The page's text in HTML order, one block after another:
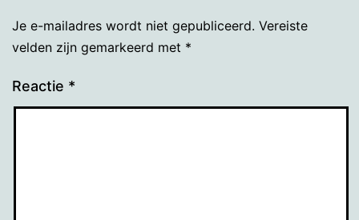
Je e-mailadres wordt niet gepubliceerd. Vereiste
velden zijn gemarkeerd met *
Reactie *